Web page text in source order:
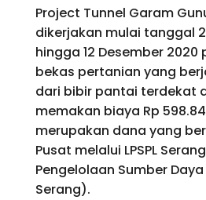
Project Tunnel Garam
dikerjakan mulai tanggal
hingga 12 Desember
bekas pertanian yang
dari bibir pantai terdekat
memakan biaya Rp
merupakan dana yang
Pusat melalui LPSPL
Pengelolaan Sumber
Serang).